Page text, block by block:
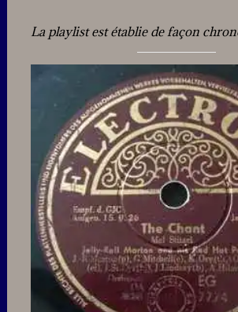
La playlist est établie de façon